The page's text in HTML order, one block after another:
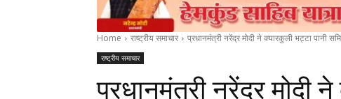
Home राष्ट्रीय समाचार प्रधानमंत्री नरेंद्र मोदी ने क्यारकुली भट्टा पानी
राष्ट्रीय समाचार
प्रधानमंत्री नरेंद्र मोदी